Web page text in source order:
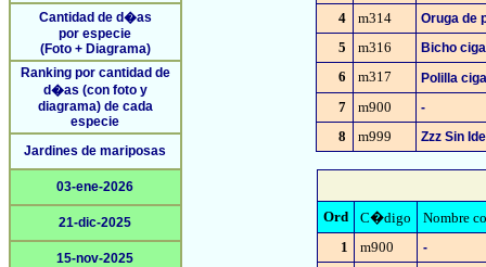
Cantidad de d�as
por especie
(Foto + Diagrama)
Ranking por cantidad de
d�as (con foto y
diagrama) de cada
especie
Jardines de mariposas
03-ene-2026
21-dic-2025
15-nov-2025
4 m314 Oruga de
5 m316 Bicho
6 m317 Polilla
7 m900 -
8 m999 Zzz Sin
Ord C�digo
Nombre
1
m900 -